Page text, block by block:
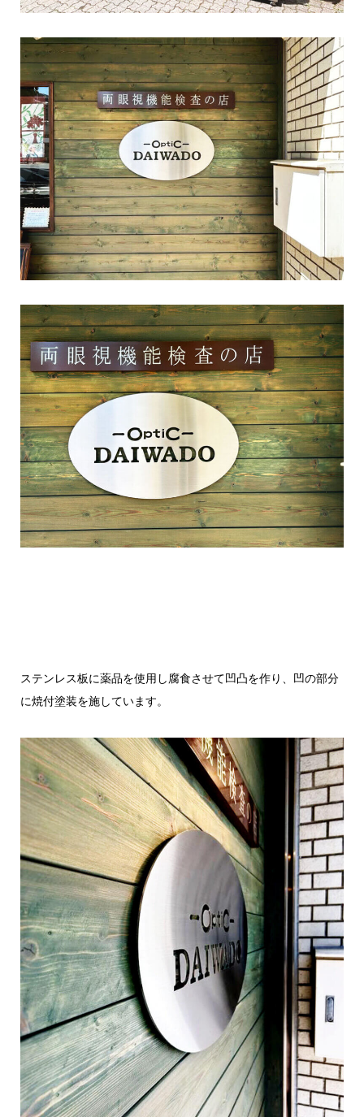
ステンレス板に薬品を使用し腐食させて凹凸を作り、凹の部分
に焼付塗装を施しています。